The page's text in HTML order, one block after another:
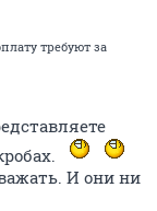
требуют за
И они ни